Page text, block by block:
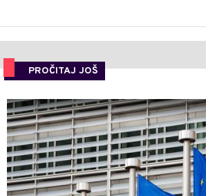
PROČITAJ JOŠ